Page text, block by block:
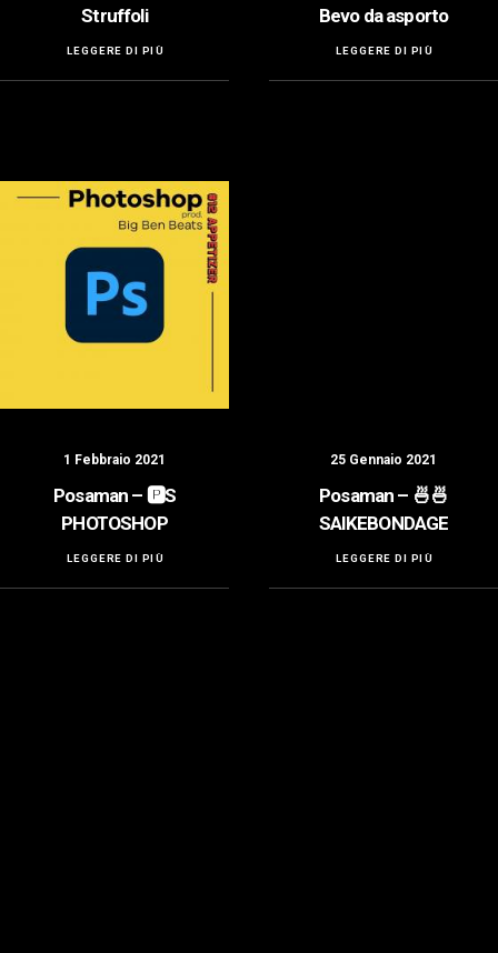
Struffoli
LEGGERE DI PIÙ
Bevo da asporto
LEGGERE DI PIÙ
1 Febbraio 2021
Posaman – 🅿️S
PHOTOSHOP
LEGGERE DI PIÙ
25 Gennaio 2021
Posaman – 🍜🍜
SAIKEBONDAGE
LEGGERE DI PIÙ